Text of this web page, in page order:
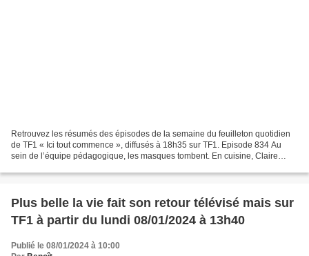
Retrouvez les résumés des épisodes de la semaine du feuilleton quotidien
de TF1 « Ici tout commence », diffusés à 18h35 sur TF1. Episode 834 Au
sein de l’équipe pédagogique, les masques tombent. En cuisine, Claire
Plus belle la vie fait son retour télévisé mais sur
TF1 à partir du lundi 08/01/2024 à 13h40
Publié le 08/01/2024 à 10:00